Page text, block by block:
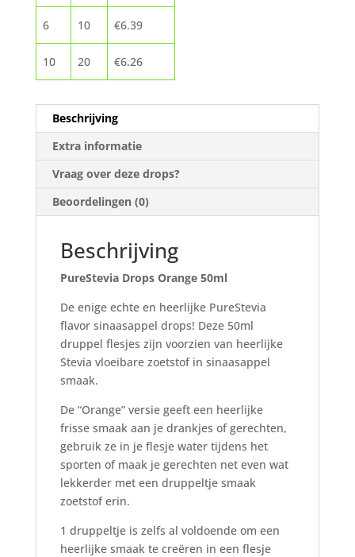
6 10 €6.39
10 20 €6.26
Beschrijving
Extra informatie
Vraag over deze drops?
Beoordelingen (0)
Beschrijving
PureStevia Drops Orange 50ml
De enige echte en heerlijke PureStevia
flavor sinaasappel drops! Deze 50ml
druppel flesjes zijn voorzien van heerlijke
Stevia vloeibare zoetstof in sinaasappel
smaak.
De “Orange” versie geeft een heerlijke
frisse smaak aan je drankjes of gerechten,
gebruik ze in je flesje water tijdens het
sporten of maak je gerechten net even wat
lekkerder met een druppeltje smaak
zoetstof erin.
1 druppeltje is zelfs al voldoende om een
heerlijke smaak te creëren in een flesje